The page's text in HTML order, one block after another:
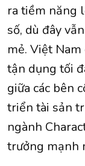
ra tiềm năng
số, dù đây
mẻ. Việt
tận dụng tối
giữa các bên
triển tài sản
ngành
trưởng mạnh